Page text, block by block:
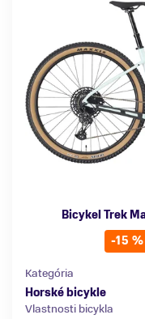
Bicykel Trek
-15 %
Kategória
Horské bicykle
Vlastnosti bicykla